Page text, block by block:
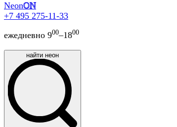
NeonON
+7 495 275-11-33
ежедневно 900–1800
найти неон